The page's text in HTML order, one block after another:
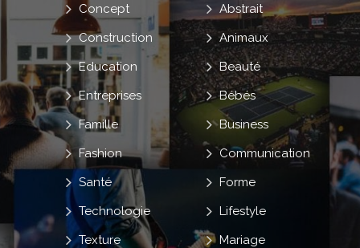
Abstrait
Animaux
Beauté
Bébés
Business
Communication
Concept
Construction
Education
Entreprises
Famille
Fashion
Forme
Lifestyle
Mariage
Santé
Technologie
Texture